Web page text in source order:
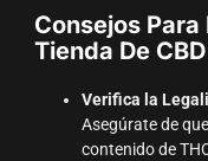
Consejos
Tienda De
Verifica la
Asegúrate de
contenido de